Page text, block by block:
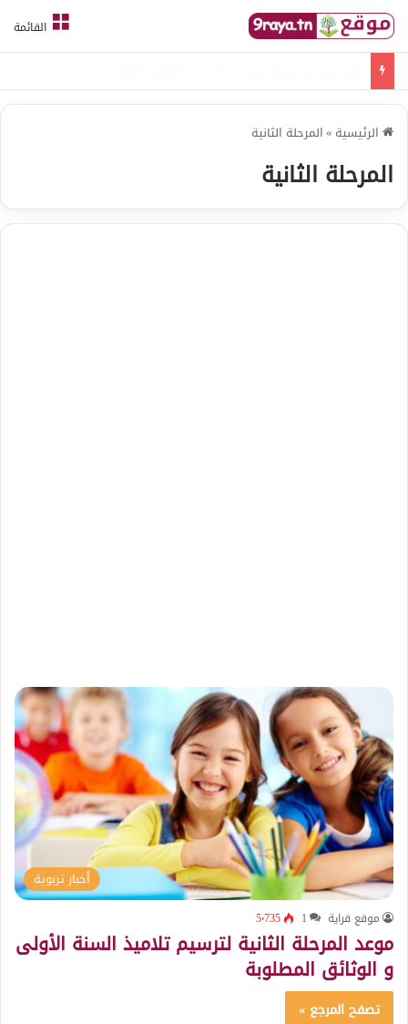
القائمة
الرئيسية »المرحلة الثانية
المرحلة الثانية
أخبار تربوية
موقع قراية 1 5٬735
موعد المرحلة الثانية لترسيم تلاميذ السنة الأولى
و الوثائق المطلوبة
تصفح المرجع »